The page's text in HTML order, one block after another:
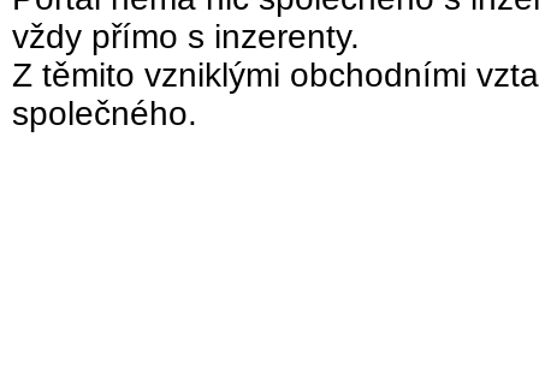
vždy přímo s inzerenty.
Z těmito vzniklými obchodními
společného.